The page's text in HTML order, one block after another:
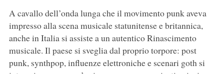
A cavallo dell’onda lunga che il movimento punk aveva
impresso alla scena musicale statunitense e britannica,
anche in Italia si assiste a un autentico Rinascimento
musicale. Il paese si sveglia dal proprio torpore: post
punk, synthpop, influenze elettroniche e scenari goth si